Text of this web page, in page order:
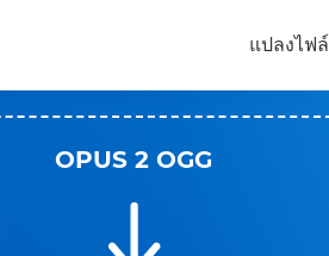
แปลงไฟล์
OPUS 2 OGG